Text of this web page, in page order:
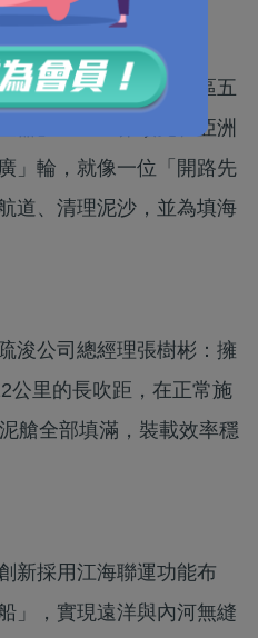
的轟鳴，廣州南沙港區五
器」——世界領先、亞洲
」輪，就像一位「開路先
道、清理泥沙，並為填海
浚公司總經理張樹彬：擁
公里的長吹距，在正常施
艙全部填滿，裝載效率穩
新採用江海聯運功能布
」，實現遠洋與內河無縫